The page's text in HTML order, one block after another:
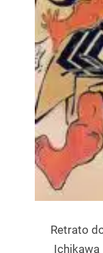
Retrato
Ichikawa